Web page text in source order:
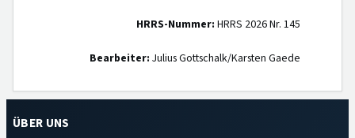
HRRS-Nummer: HRRS 2026 Nr. 145
Bearbeiter: Julius Gottschalk/Karsten Gaede
ÜBER UNS